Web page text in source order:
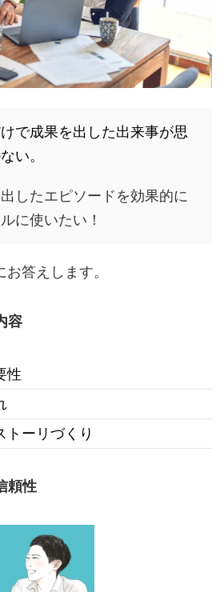
で成果を出した出来事が思
い。
したエピソードを効果的に
に使いたい！
答えします。
容
性
トーリづくり
頼性